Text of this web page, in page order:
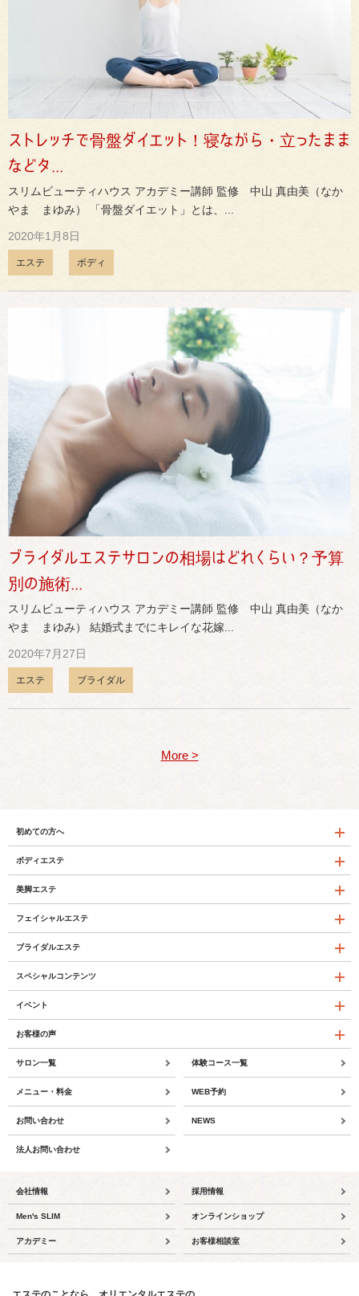
ストレッチで骨盤ダイエット！寝ながら・立ったまま
などタ...
スリムビューティハウス アカデミー講師 監修 中山 真由美（なか
やま まゆみ） 「骨盤ダイエット」とは、...
2020年1月8日
エステ ボディ
ブライダルエステサロンの相場はどれくらい？予算
別の施術...
スリムビューティハウス アカデミー講師 監修 中山 真由美（なか
やま まゆみ） 結婚式までにキレイな花嫁...
2020年7月27日
エステ ブライダル
More >
初めての方へ
ボディエステ
美脚エステ
フェイシャルエステ
ブライダルエステ
スペシャルコンテンツ
イベント
お客様の声
サロン一覧 体験コース一覧
メニュー・料金 WEB予約
お問い合わせ NEWS
法人お問い合わせ
会社情報 採用情報
Men's SLIM オンラインショップ
アカデミー お客様相談室